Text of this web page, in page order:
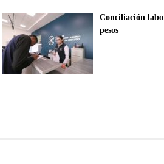
Conciliación
pesos